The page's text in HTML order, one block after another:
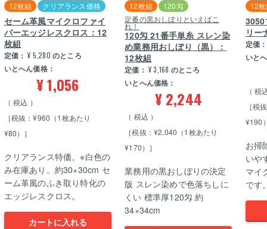
12枚組 クリアランス価格
セーム革風マイクロファイ
バーエッジレスクロス：12
枚組
定価： ¥ 5,280 のところ
いとへん価格：
¥1,056
税込
［税抜：¥960（1枚あたり
¥80）］
クリアランス特価。※白色の
み在庫あり。約30×30cm セ
ーム革風のふき取り特化の
エッジレスクロス。
カートに入れる
12枚組
120匁
定番の黒おしぼりといえばこ
れ！
120匁 21番手単糸 スレン染
め業務用おしぼり（黒）：
12枚組
定価： ¥ 3,168 のところ
いとへん価格：
¥ 2,244
税込
［税抜：¥2,040（1枚あたり
¥170）］
業務用の黒おしぼりの決定
版 スレン染めで色落ちしに
くい 標準厚120匁 約
34×34cm
12
3050
リー
定価：
いと
税
［税
¥190
お掃
いや
マイ
です